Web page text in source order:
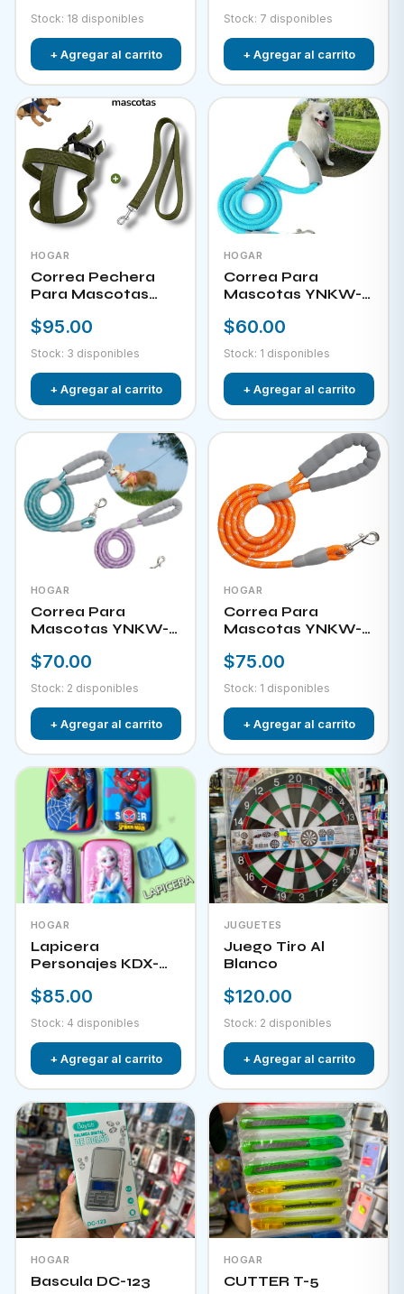
Stock: 18 disponibles
+ Agregar al carrito
Stock: 7 disponibles
+ Agregar al carrito
HOGAR
Correa Pechera
Para Mascotas
$95.00
Stock: 3 disponibles
+ Agregar al carrito
HOGAR
Correa Para
Mascotas YNKW-
$60.00
Stock: 1 disponibles
+ Agregar al carrito
HOGAR
Correa Para
Mascotas YNKW-
$70.00
Stock: 2 disponibles
+ Agregar al carrito
HOGAR
Correa Para
Mascotas YNKW-
$75.00
Stock: 1 disponibles
+ Agregar al carrito
HOGAR
Lapicera
Personajes KDX-
$85.00
Stock: 4 disponibles
+ Agregar al carrito
JUGUETES
Juego Tiro Al
Blanco
$120.00
Stock: 2 disponibles
+ Agregar al carrito
HOGAR
Bascula DC-123
HOGAR
CUTTER T-5